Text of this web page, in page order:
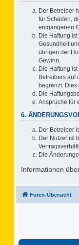
Der Betreiber
für Schäden,
entgangenen
Die Haftung
Gesundheit
übrigen der
Gewinn.
Die Haftung
Betreibers auf
begrenzt. Dies
Die
Ansprüche für
6.
Der Betreiber
Der Nutzer ist
Die
Informationen
Foren-Übersicht